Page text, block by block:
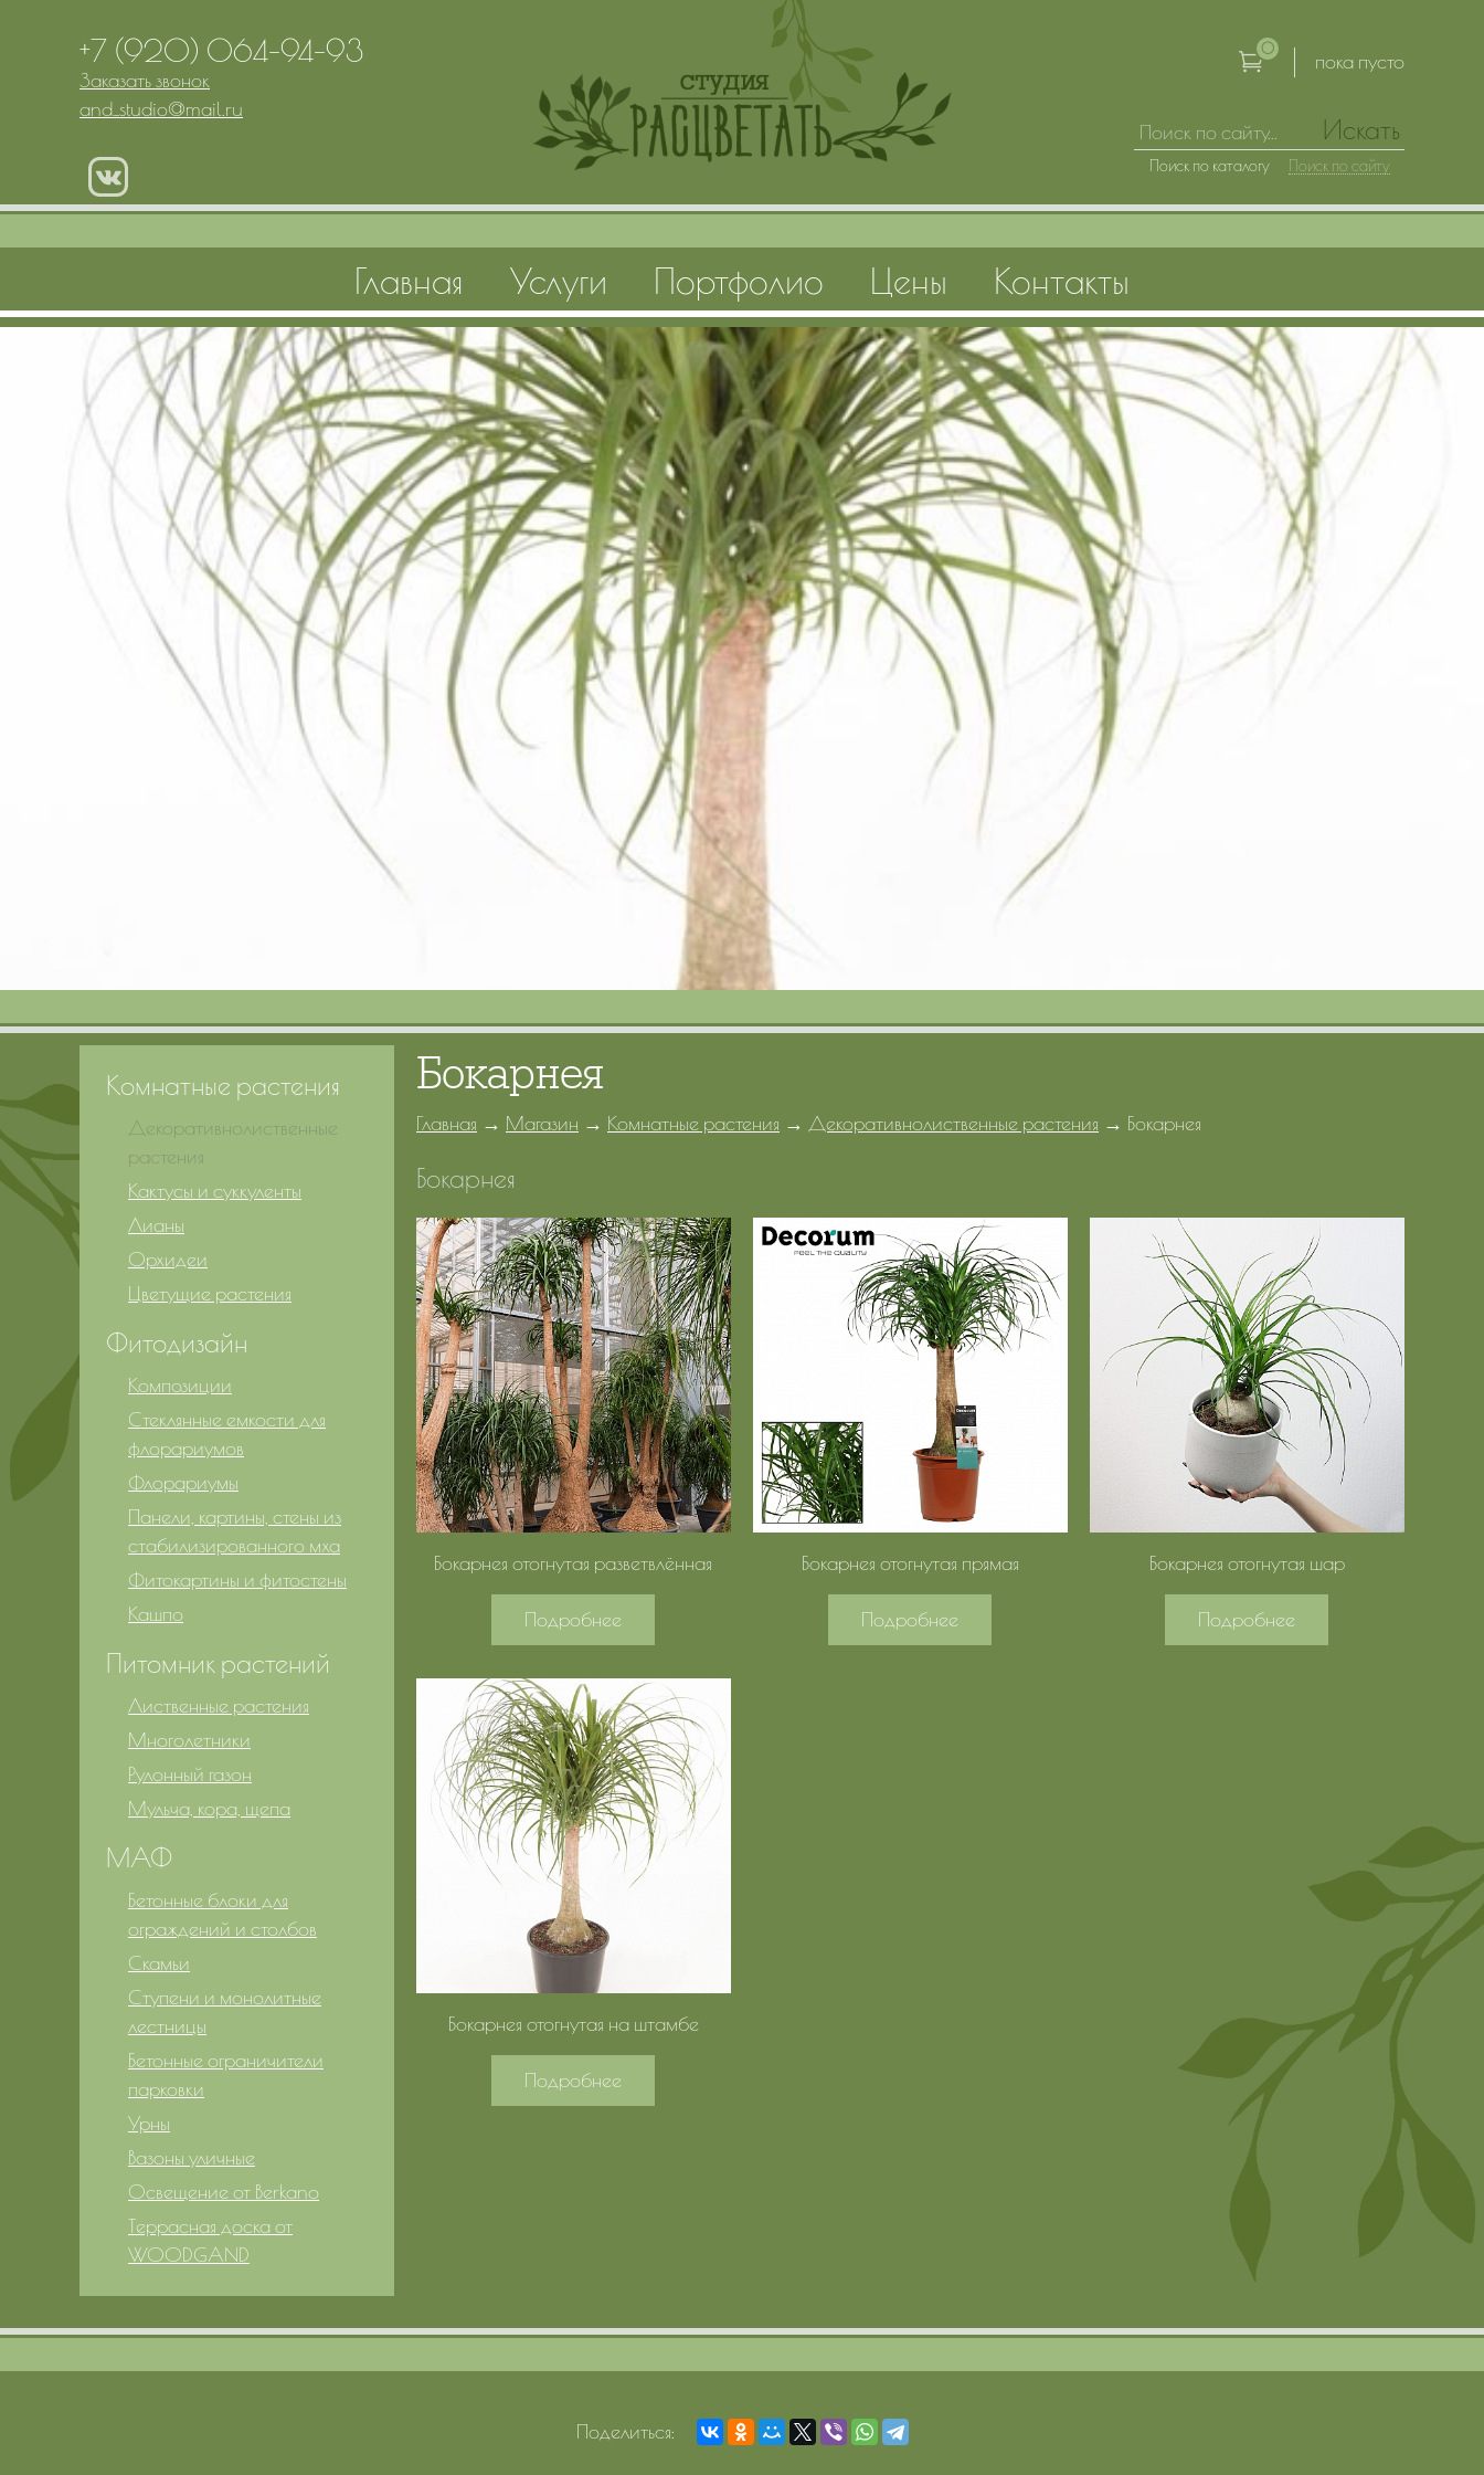
Бокарнея
Главная → Магазин → Комнатные растения → Декоративнолиственные растения → Бокарнея
Бокарнея
Бокарнея отогнутая разветвлённая
Подробнее
Бокарнея отогнутая прямая
Подробнее
Бокарнея отогнутая шар
Подробнее
Бокарнея отогнутая на штамбе
Подробнее
Комнатные растения
Декоративнолиственные
растения
Кактусы и суккуленты
Лианы
Орхидеи
Цветущие растения
Фитодизайн
Композиции
Стеклянные емкости для
флорариумов
Флорариумы
Панели, картины, стены из
стабилизированного мха
Фитокартины и фитостены
Кашпо
Питомник растений
Лиственные растения
Многолетники
Рулонный газон
Мульча, кора, щепа
МАФ
Бетонные блоки для
ограждений и столбов
Скамьи
Ступени и монолитные
лестницы
Бетонные ограничители
парковки
Урны
Вазоны уличные
Освещение от Berkano
Террасная доска от
WOODGAND
Поделиться:
+7 (920) 064-94-93
Заказать звонок
and_studio@mail.ru
0
пока пусто
Искать
Поиск по каталогу Поиск по сайту
Главная Услуги Портфолио Цены Контакты